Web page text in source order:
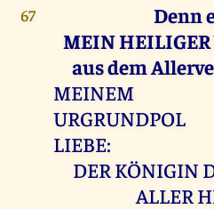
67
Denn
MEIN
aus dem
MEINEM
LIEBE:
DER KÖNIGIN
ALLER